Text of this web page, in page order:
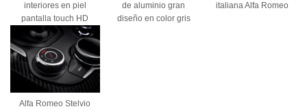
interiores en piel
pantalla touch HD
de aluminio gran
diseño en color gris
italiana Alfa Romeo
Alfa Romeo Stelvio